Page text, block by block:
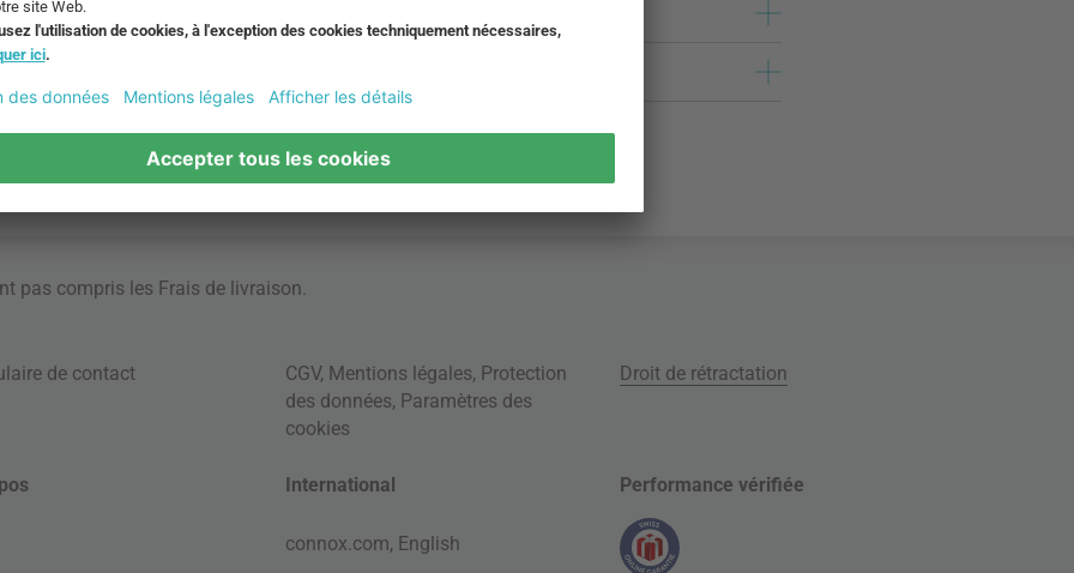
pas compris les Frais de livraison.
de contact CGV, Mentions légales, Protection
des données, Paramètres des
cookies
Droit de rétractation
International
connox.com, English
Performance vérifiée